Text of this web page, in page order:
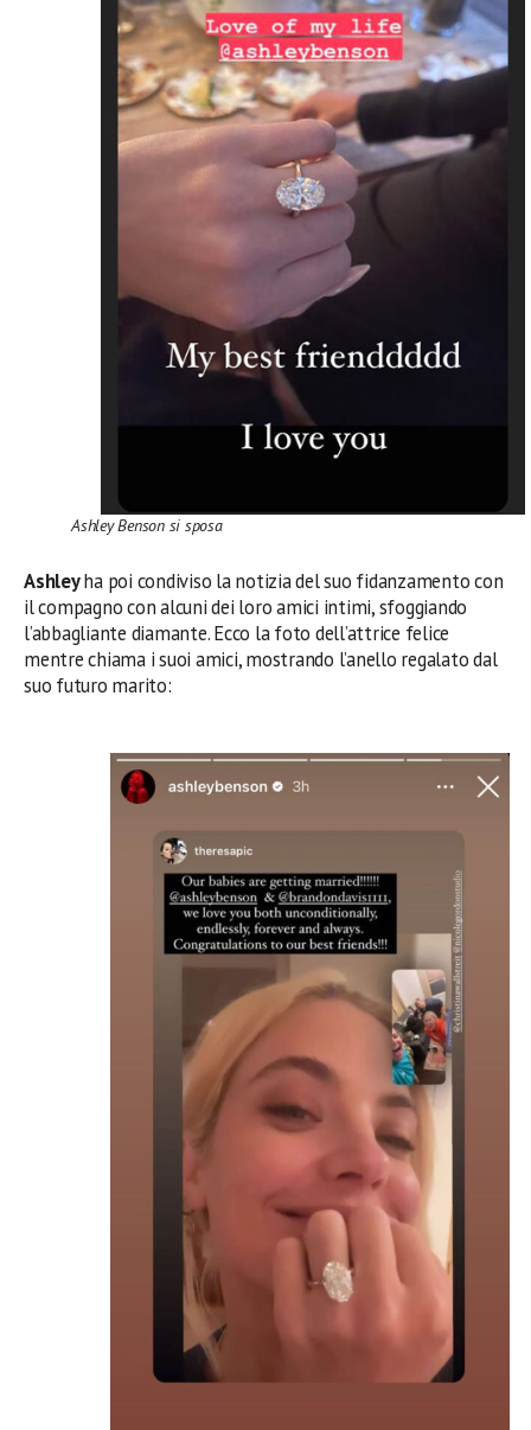
Ashley Benson si sposa
Ashleyha poi condiviso la notizia del suo fidanzamento con
il compagno con alcuni dei loro amici intimi, sfoggiando
l’abbagliante diamante. Ecco la foto dell’attrice felice
mentre chiama i suoi amici, mostrando l’anello regalato dal
suo futuro marito: